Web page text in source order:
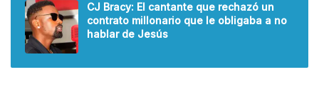
CJ Bracy: El cantante que rechazó un
contrato millonario que le obligaba a no
hablar de Jesús